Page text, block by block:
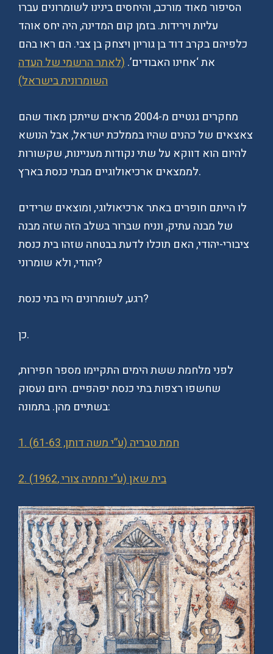
הסיפור מאוד מורכב, והיחסים בינינו לשומרונים עברו
עליות וירידות. בזמן קום המדינה, היה יחס אוהד
כלפיהם בקרב דוד בן גוריון ויצחק בן צבי. הם ראו בהם
את ‘אחינו האבודים’.(לאתר הרשמי של העדה
השומרונית בישראל)
מחקרים גנטיים מ-2004 מראים שייתכן מאוד שהם
צאצאים של כהנים שהיו בממלכת ישראל, אבל הנושא
להיום הוא דווקא על שתי נקודות מעניינות, שקשורות
לממצאים ארכיאולוגיים מבתי כנסת בארץ.
לו הייתם חופרים באתר ארכיאולוגי, ומוצאים שרידים
של מבנה עתיק, ונניח שברור בשלב הזה שזה מבנה
ציבורי-יהודי, האם תוכלו לדעת בבטחה שזהו בית כנסת
יהודי, ולא שומרוני?
רגע, לשומרונים היו בתי כנסת?
כן.
לפני מלחמת ששת הימים התקיימו מספר חפירות,
שחשפו רצפות בתי כנסת יפהפיים. היום נעסוק
בשתיים מהן. בתמונה:
1. חמת טבריה (ע”י משה דותן, 61-63)
2. בית שאן (ע”י נחמיה צורי ,1962)